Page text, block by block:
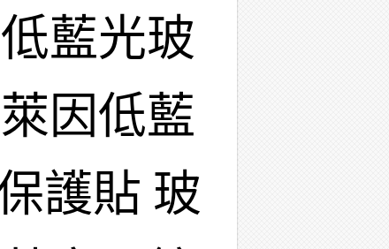
藍光玻
因低藍
護貼 玻